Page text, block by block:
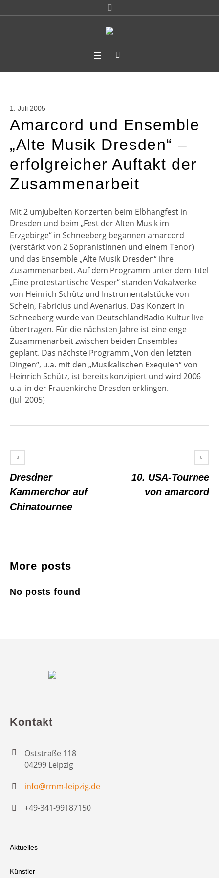
1. Juli 2005
Amarcord und Ensemble
„Alte Musik Dresden“ –
erfolgreicher Auftakt der
Zusammenarbeit
Mit 2 umjubelten Konzerten beim Elbhangfest in
Dresden und beim „Fest der Alten Musik im
Erzgebirge“ in Schneeberg begannen amarcord
(verstärkt von 2 Sopranistinnen und einem Tenor)
und das Ensemble „Alte Musik Dresden“ ihre
Zusammenarbeit. Auf dem Programm unter dem Titel
„Eine protestantische Vesper“ standen Vokalwerke
von Heinrich Schütz und Instrumentalstücke von
Schein, Fabricius und Avenarius. Das Konzert in
Schneeberg wurde von DeutschlandRadio Kultur live
übertragen. Für die nächsten Jahre ist eine enge
Zusammenarbeit zwischen beiden Ensembles
geplant. Das nächste Programm „Von den letzten
Dingen“, u.a. mit den „Musikalischen Exequien“ von
Heinrich Schütz, ist bereits konzipiert und wird 2006
u.a. in der Frauenkirche Dresden erklingen.
(Juli 2005)
Dresdner
Kammerchor auf
Chinatournee
10. USA-Tournee
von amarcord
More posts
No posts found
Kontakt
Oststraße 118
04299 Leipzig
info@rmm-leipzig.de
+49-341-99187150
Aktuelles
Künstler